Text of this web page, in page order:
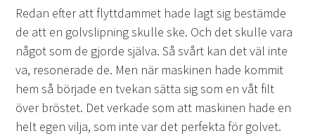
Redan efter att flyttdammet hade lagt sig bestämde
de att en golvslipning skulle ske. Och det skulle vara
något som de gjorde själva. Så svårt kan det väl inte
va, resonerade de. Men när maskinen hade kommit
hem så började en tvekan sätta sig som en våt filt
över bröstet. Det verkade som att maskinen hade en
helt egen vilja, som inte var det perfekta för golvet.